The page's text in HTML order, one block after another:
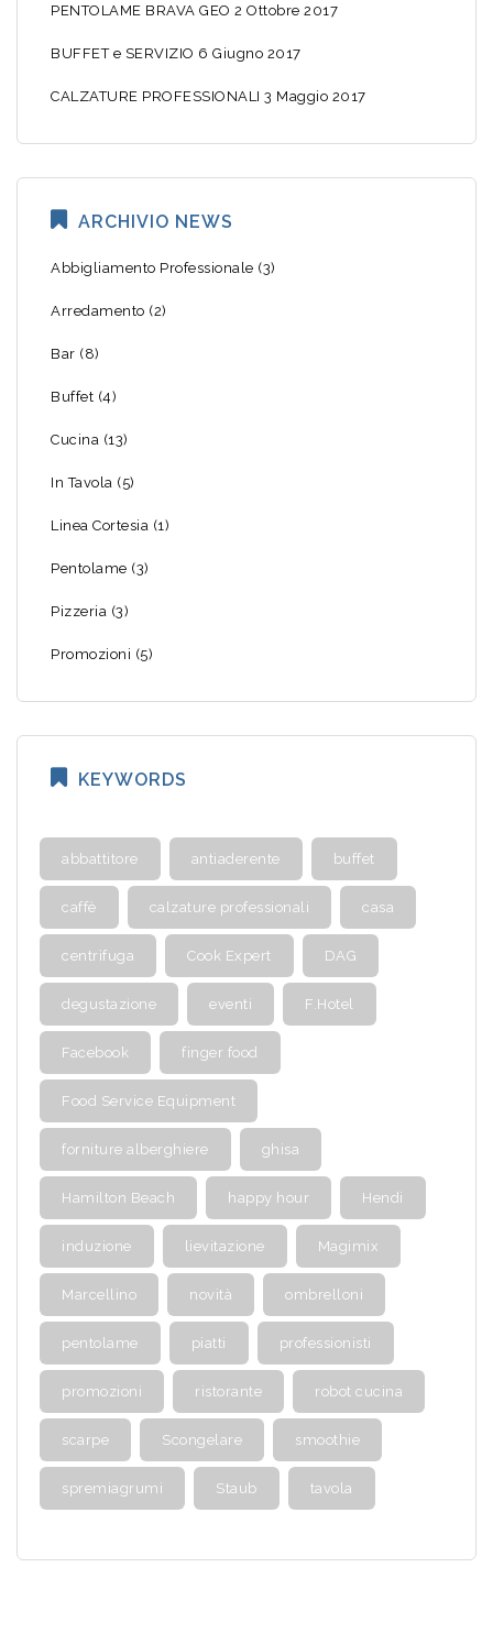
PENTOLAME BRAVA GEO 2 Ottobre 2017
BUFFET e SERVIZIO 6 Giugno 2017
CALZATURE PROFESSIONALI 3 Maggio 2017
ARCHIVIO NEWS
Abbigliamento Professionale (3)
Arredamento (2)
Bar (8)
Buffet (4)
Cucina (13)
In Tavola (5)
Linea Cortesia (1)
Pentolame (3)
Pizzeria (3)
Promozioni (5)
KEYWORDS
abbattitore antiaderente buffet
caffè calzature professionali casa
centrìfuga Cook Expert DAG
degustazione eventi F.Hotel
Facebook finger food
Food Service Equipment
forniture alberghiere ghisa
Hamilton Beach happy hour Hendi
induzione lievitazione Magimix
Marcellino novità ombrelloni
pentolame piatti professionisti
promozioni ristorante robot cucina
scarpe Scongelare smoothie
spremiagrumi Staub tavola